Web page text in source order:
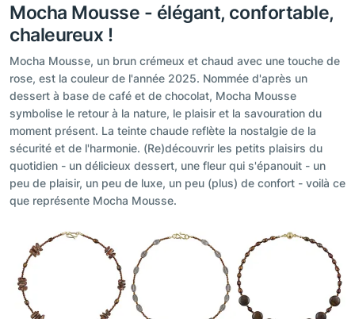
Mocha Mousse - élégant, confortable,
chaleureux !
Mocha Mousse, un brun crémeux et chaud avec une touche de
rose, est la couleur de l'année 2025. Nommée d'après un
dessert à base de café et de chocolat, Mocha Mousse
symbolise le retour à la nature, le plaisir et la savouration du
moment présent. La teinte chaude reflète la nostalgie de la
sécurité et de l'harmonie. (Re)découvrir les petits plaisirs du
quotidien - un délicieux dessert, une fleur qui s'épanouit - un
peu de plaisir, un peu de luxe, un peu (plus) de confort - voilà ce
que représente Mocha Mousse.